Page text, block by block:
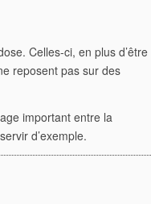
Celles-ci, en plus d’être
reposent pas sur des
important entre la
d’exemple.